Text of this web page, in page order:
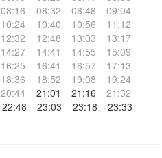
08:16 08:32 08:48
09:04
10:24 10:40 10:56
11:12
12:32 12:48 13:03
13:17
14:27 14:41 14:55
15:09
16:25 16:41 16:57
17:13
18:36 18:52 19:08
19:24
20:44 21:01 21:16
21:32
22:48 23:03 23:18
23:33